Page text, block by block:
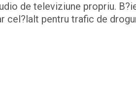
de televiziune propriu.
cel?lalt pentru trafic de